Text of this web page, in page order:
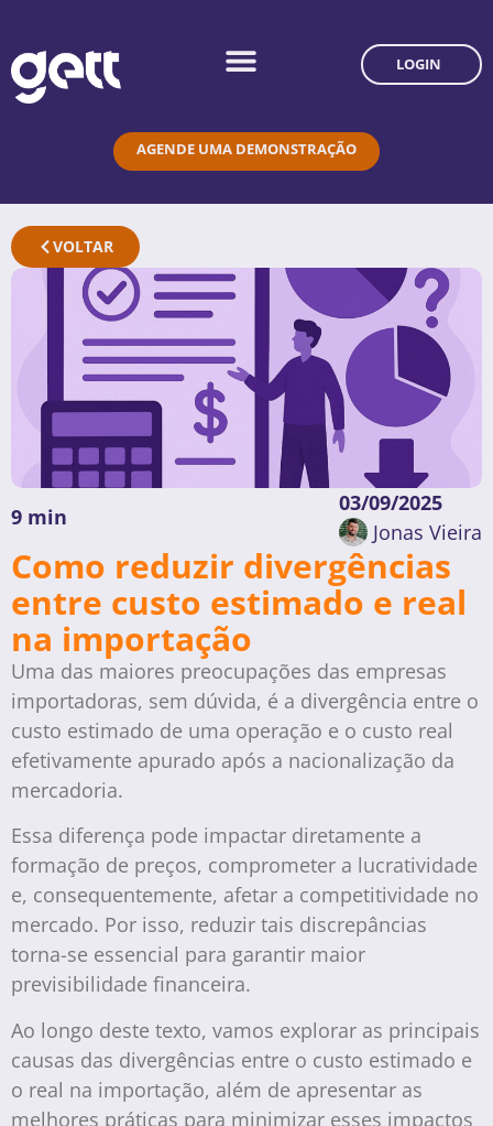
LOGIN
AGENDE UMA DEMONSTRAÇÃO
VOLTAR
9 min
03/09/2025
Jonas Vieira
Como reduzir divergências
entre custo estimado e real
na importação
Uma das maiores preocupações das empresas
importadoras, sem dúvida, é a divergência entre o
custo estimado de uma operação e o custo real
efetivamente apurado após a nacionalização da
mercadoria.
Essa diferença pode impactar diretamente a
formação de preços, comprometer a lucratividade
e, consequentemente, afetar a competitividade no
mercado. Por isso, reduzir tais discrepâncias
torna-se essencial para garantir maior
previsibilidade financeira.
Ao longo deste texto, vamos explorar as principais
causas das divergências entre o custo estimado e
o real na importação, além de apresentar as
melhores práticas para minimizar esses impactos